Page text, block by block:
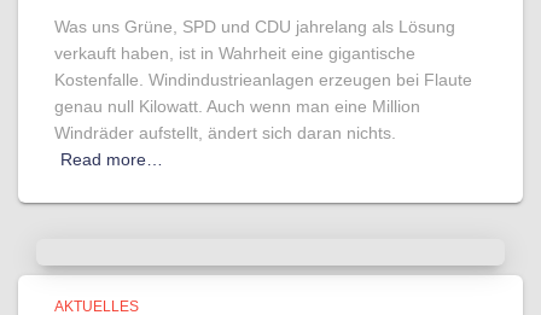
Was uns Grüne, SPD und CDU jahrelang als Lösung
verkauft haben, ist in Wahrheit eine gigantische
Kostenfalle. Windindustrieanlagen erzeugen bei Flaute
genau null Kilowatt. Auch wenn man eine Million
Windräder aufstellt, ändert sich daran nichts.
Read more…
AKTUELLES